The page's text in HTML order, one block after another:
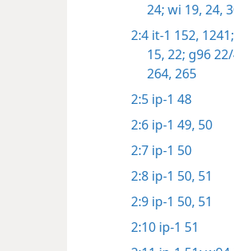
24; wi 19, 24,
2:4 it-1 152, 1241;
15, 22; g96
264, 265
2:5 ip-1 48
2:6 ip-1 49, 50
2:7 ip-1 50
2:8 ip-1 50, 51
2:9 ip-1 50, 51
2:10 ip-1 51